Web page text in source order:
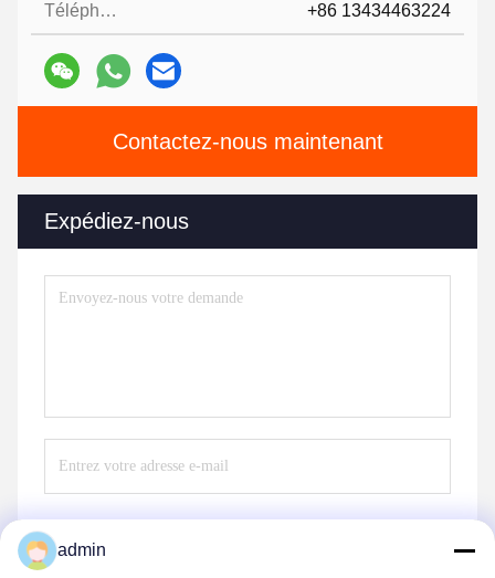
Téléphone: +86 13434463224
Contactez-nous maintenant
Expédiez-nous
admin